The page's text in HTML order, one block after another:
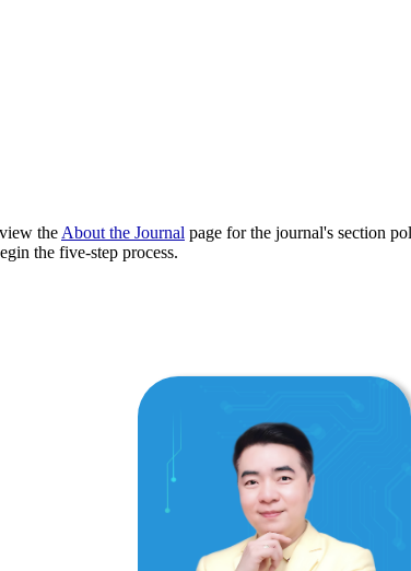
the About the Journal page for the journal's section
the five-step process.